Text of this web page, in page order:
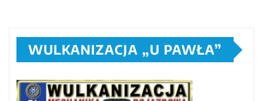
WULKANIZACJA „U PAWŁA”